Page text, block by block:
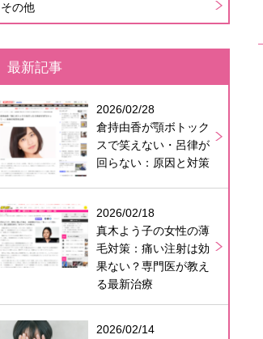
その他
最新記事
2026/02/28
倉持由香が顎ボトック
スで笑えない・呂律が
回らない：原因と対策
2026/02/18
真木よう子の女性の薄
毛対策：痛い注射は効
果ない？専門医が教え
る最新治療
2026/02/14